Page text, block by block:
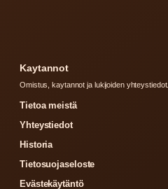
Kaytannot
Omistus, kaytannot ja lukijoiden yhteystiedot.
Tietoa meistä
Yhteystiedot
Historia
Tietosuojaseloste
Evästekäytäntö